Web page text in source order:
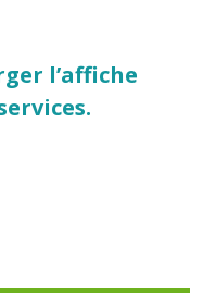
l’affiche